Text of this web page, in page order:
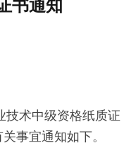
技术中级资格纸质证
事宜通知如下。